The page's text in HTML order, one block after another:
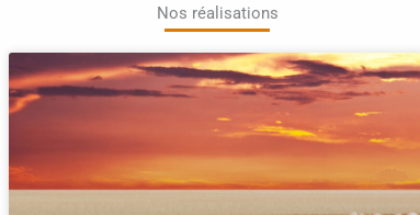
Nos réalisations